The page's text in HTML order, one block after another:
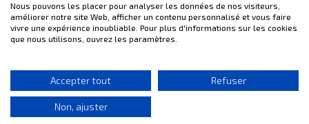
Contactez-nous
Paiements 100% sécurisés
Nous pouvons les placer pour analyser les données de nos visiteurs,
améliorer notre site Web, afficher un contenu personnalisé et vous faire
vivre une expérience inoubliable. Pour plus d'informations sur les cookies
que nous utilisons, ouvrez les paramètres.
Accepter tout Refuser
Non, ajuster